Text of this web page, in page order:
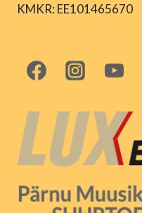
KMKR: EE101465670